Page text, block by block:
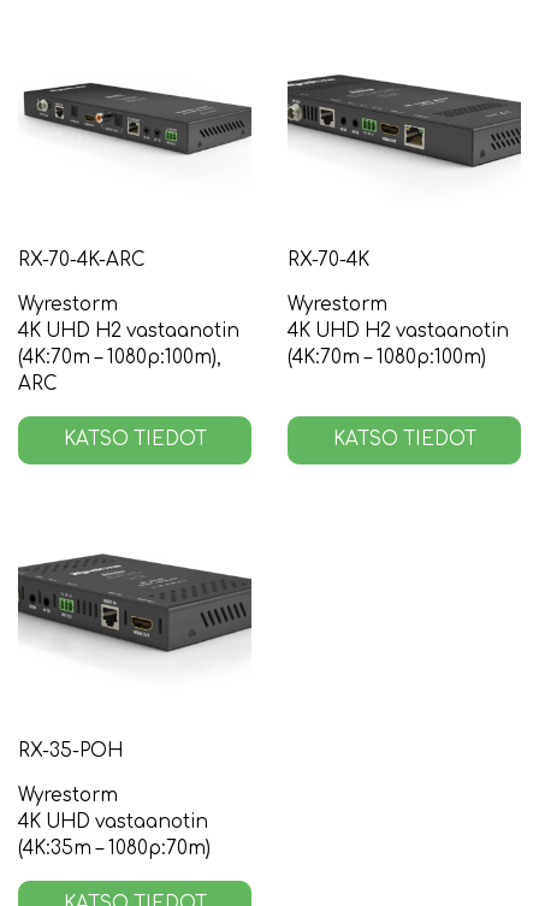
RX-70-4K-ARC
Wyrestorm
4K UHD H2 vastaanotin
(4K:70m – 1080p:100m),
ARC
KATSO TIEDOT
RX-70-4K
Wyrestorm
4K UHD H2 vastaanotin
(4K:70m – 1080p:100m)
KATSO TIEDOT
RX-35-POH
Wyrestorm
4K UHD vastaanotin
(4K:35m – 1080p:70m)